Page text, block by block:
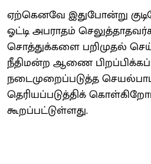
ஏற்கெனவே இதுபோன்று
ஓட்டி அபராதம்
சொத்துக்களை பறிமுதல்
நீதிமன்ற ஆணை
நடைமுறைப்படுத்த
தெரியப்படுத்திக்
கூறப்பட்டுள்ளது.